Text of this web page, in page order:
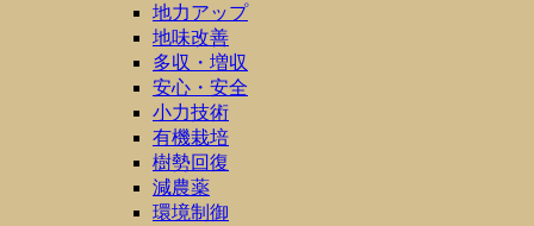
地力アップ
地味改善
多収・増収
安心・安全
小力技術
有機栽培
樹勢回復
減農薬
環境制御